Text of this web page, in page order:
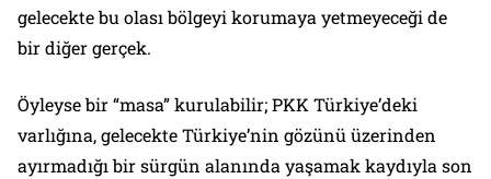
gelecekte bu olası bölgeyi korumaya yetmeyeceği de
bir diğer gerçek.
Öyleyse bir “masa” kurulabilir; PKK Türkiye’deki
varlığına, gelecekte Türkiye’nin gözünü üzerinden
ayırmadığı bir sürgün alanında yaşamak kaydıyla son